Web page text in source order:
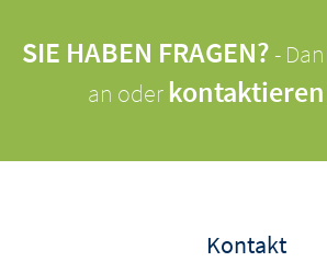
SIE HABEN FRAGEN? -
an oder kontaktieren
Kontakt